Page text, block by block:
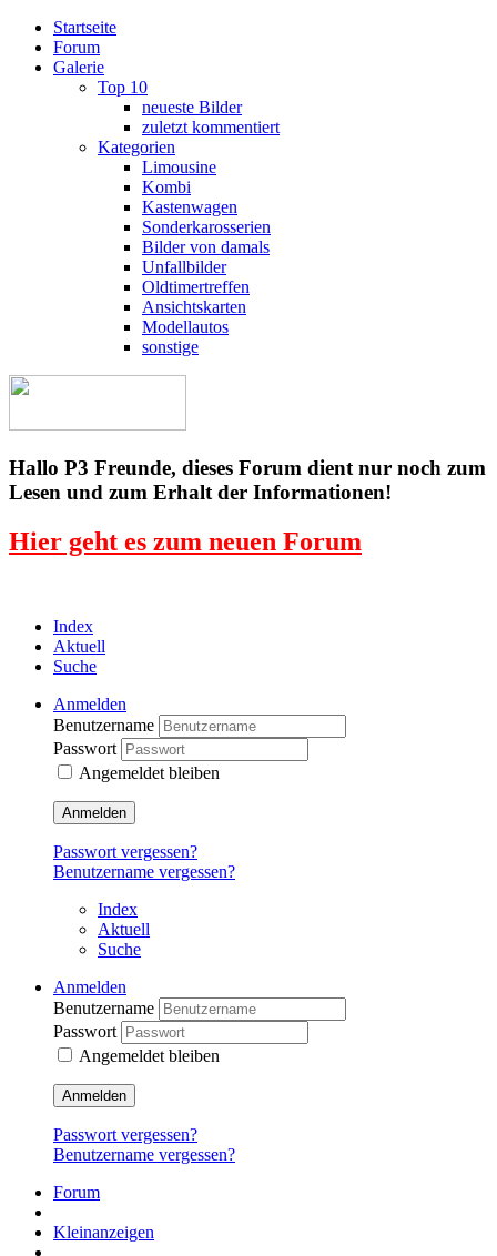
Startseite
Forum
Galerie
Top 10
neueste Bilder
zuletzt kommentiert
Kategorien
Limousine
Kombi
Kastenwagen
Sonderkarosserien
Bilder von damals
Unfallbilder
Oldtimertreffen
Ansichtskarten
Modellautos
sonstige
Hallo P3 Freunde, dieses Forum dient nur noch zum
Lesen und zum Erhalt der Informationen!
Hier geht es zum neuen Forum
Index
Aktuell
Suche
Anmelden
Benutzername
Passwort
Angemeldet bleiben
Anmelden
Passwort vergessen?
Benutzername vergessen?
Index
Aktuell
Suche
Anmelden
Benutzername
Passwort
Angemeldet bleiben
Anmelden
Passwort vergessen?
Benutzername vergessen?
Forum
Kleinanzeigen